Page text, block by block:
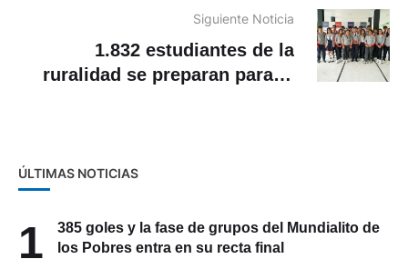
Siguiente Noticia
1.832 estudiantes de la
ruralidad se preparan para el
ÚLTIMAS NOTICIAS
1
385 goles y la fase de grupos del Mundialito de
los Pobres entra en su recta final